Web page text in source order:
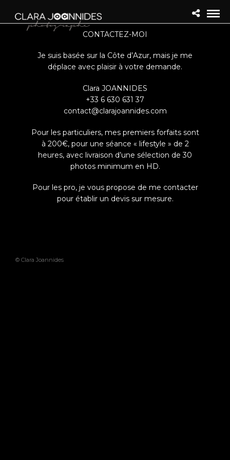
CONTACTEZ-MOI
Je suis basée sur la Côte d’Azur, mais je me
déplace avec plaisir à votre demande.
Clara JOANNIDES
+33 6 630 631 37
contact@clarajoannides.com
Pour les particuliers, mes premiers forfaits sont
à 200€, pour une séance « lifestyle » de 2
heures, avec livraison d’une sélection de 30
photos minimum en HD.
Pour les pro, je vous propose de me contacter
pour établir un devis sur mesure.
© Clara Joannides